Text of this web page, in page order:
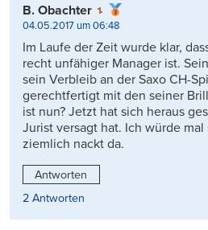
B. Obachter
04.05.2017 um 06:48
Im Laufe der Zeit wurde klar,
recht unfähiger Manager ist.
sein Verbleib an der Saxo CH-
gerechtfertigt mit den seiner
ist nun? Jetzt hat sich heraus
Jurist versagt hat. Ich würde
ziemlich nackt da.
Antworten
2 Antworten